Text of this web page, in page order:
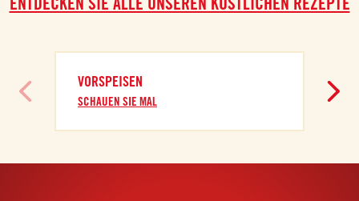
VORSPEISEN
SCHAUEN SIE MAL